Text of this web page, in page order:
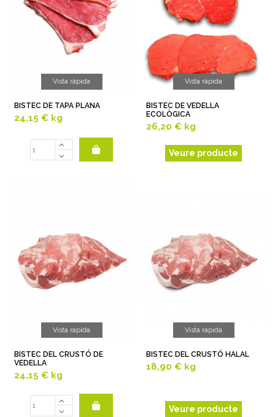
Vista ràpida
BISTEC DE TAPA PLANA
24,15 € kg
Vista ràpida
BISTEC DE VEDELLA
ECOLÒGICA
Veure producte
26,20 € kg
Vista ràpida
BISTEC DEL CRUSTÓ DE
VEDELLA
24,15 € kg
Vista ràpida
BISTEC DEL CRUSTÓ HALAL
Veure producte
18,90 € kg